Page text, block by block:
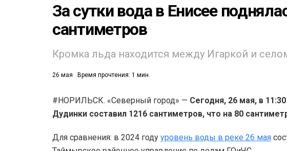
За сутки вода в Енисее
сантиметров
Кромка льда находится между Игаркой и
26 мая Время прочтения: 1 мин.
#НОРИЛЬСК. «Северный город» — Сегодня, 26 мая, в
Дудинки составил 1216 сантиметров, что на 80
Для сравнения: в 2024 году уровень воды в реке 26 мая